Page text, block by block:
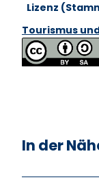
Lizenz
Tourismus
In der